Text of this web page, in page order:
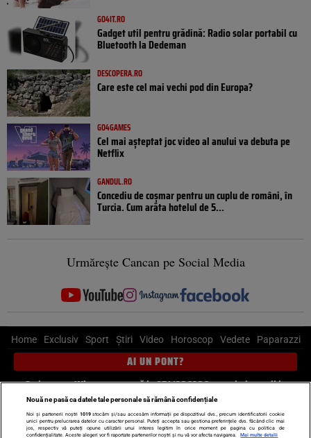
GO4IT.RO
Gadget util pentru grădină: Radio solar portabil cu
Bluetooth la Dedeman
DESCOPERA.RO
Care este cel mai vechi pod din Europa?
GO4GAMES
Cel mai așteptat joc video al anului va debuta pe
Netflix
GANDUL.RO
Concediu de coșmar pentru un cuplu de români, în
Turcia. Cum arăta hotelul de 5...
Urmărește Cancan pe Social Media
Home Exclusiv Sport Știri Video Horoscop Vedete Paparazzi
AI UN PONT?
Scrie-ne pe Whatsapp, sună la 0741226226 sau trimite mail la
pont@cancan.ro
Știri interne Știri externe Politică
Nouă ne pasă ca datele tale personale să rămână confidențiale
Noi și partenerii noștri 1019stocăm și/sau accesăm informații pe dispozitivul dvs., precum identificatorii cookie
unici pentru prelucrarea datelor cu caracter personal. Puteți accepta sau gestiona preferințele dvs. făcând clic mai
jos, respectiv vă puteți opune utilizării unui interes legitim în orice moment pe pagina cu politica de
confidențialitate. Aceste alegeri vor fi raportate partenerilor noștri și nu vă vor afecta navigarea.
Mai multe detalii